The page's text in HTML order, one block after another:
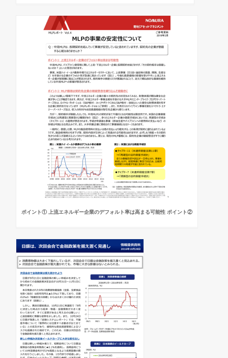
ポイント① 上流エネルギー企業のデフォルト率は高まる可能性 ポイント②